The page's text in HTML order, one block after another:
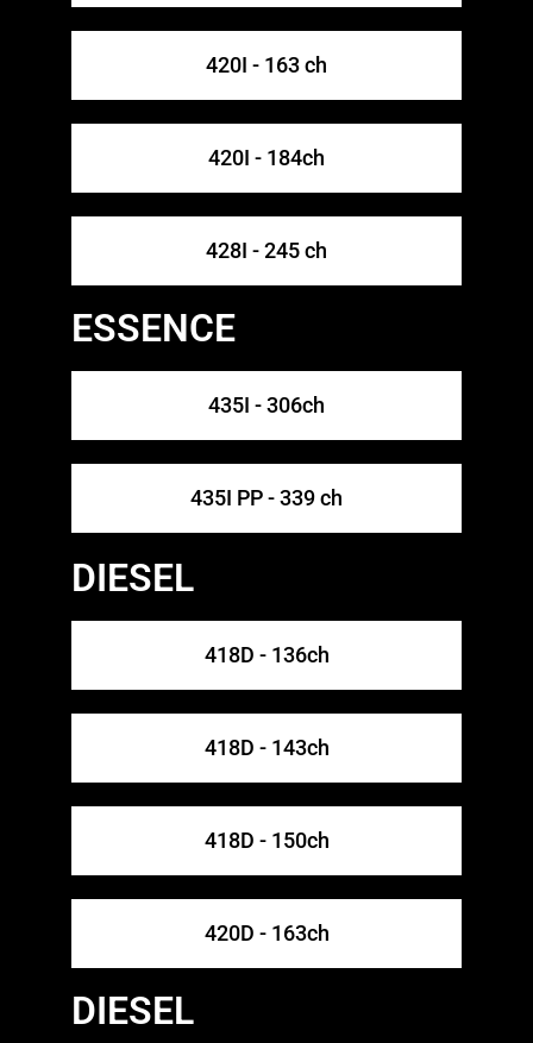
420I - 163 ch
420I - 184ch​
428I - 245 ch
ESSENCE
435I - 306ch​
435I PP - 339 ch
DIESEL
418D - 136ch
418D - 143ch
418D - 150ch
420D - 163ch
DIESEL